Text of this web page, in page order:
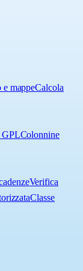
e mappeCalcola
Colonnine
Verifica
Classe